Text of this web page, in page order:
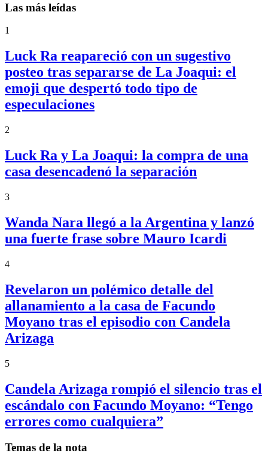
Las más leídas
1
Luck Ra reapareció con un sugestivo
posteo tras separarse de La Joaqui: el
emoji que despertó todo tipo de
especulaciones
2
Luck Ra y La Joaqui: la compra de una
casa desencadenó la separación
3
Wanda Nara llegó a la Argentina y lanzó
una fuerte frase sobre Mauro Icardi
4
Revelaron un polémico detalle del
allanamiento a la casa de Facundo
Moyano tras el episodio con Candela
Arizaga
5
Candela Arizaga rompió el silencio tras el
escándalo con Facundo Moyano: “Tengo
errores como cualquiera”
Temas de la nota